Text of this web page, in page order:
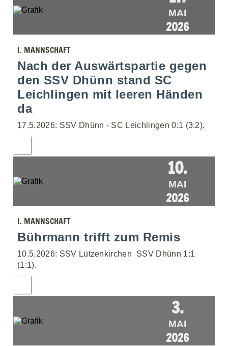
MAI
2026
I. MANNSCHAFT
Nach der Auswärtspartie gegen
den SSV Dhünn stand SC
Leichlingen mit leeren Händen
da
17.5.2026: SSV Dhünn - SC Leichlingen 0:1 (3:2).
10.
MAI
2026
I. MANNSCHAFT
Bührmann trifft zum Remis
10.5.2026: SSV Lützenkirchen  SSV Dhünn 1:1
(1:1).
3.
MAI
2026